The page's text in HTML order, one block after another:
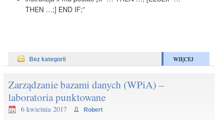
THEN …;] END IF;”
Bez kategorii WIĘCEJ
Zarządzanie bazami danych (WPiA) –
laboratoria punktowane
6 kwietnia 2017 Robert